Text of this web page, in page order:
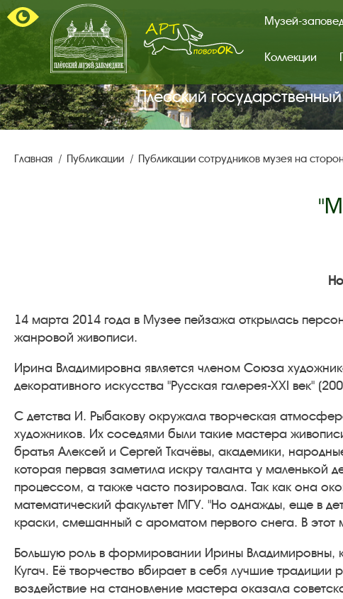
Главная
страница.
поводок.
Музей-
Коллекции
Плесский
Главная Публикации Публикации сотрудников музея на
14 марта 2014 года в Музее пейзажа открылась
жанровой живописи.
Ирина Владимировна является членом Союза
декоративного искусства "Русская галерея-ХХI век"
С детства И. Рыбакову окружала творческая
художников. Их соседями были такие мастера
братья Алексей и Сергей Ткачёвы, академики,
которая первая заметила искру таланта у маленькой
процессом, а также часто позировала. Так как она
математический факультет МГУ. "Но однажды, еще в
краски, смешанный с ароматом первого снега. В
Большую роль в формировании Ирины Владимировны,
Кугач. Её творчество вбирает в себя лучшие
воздействие на становление мастера оказала